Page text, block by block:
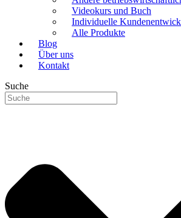
Videokurs und Buch
Individuelle
Alle Produkte
Blog
Über uns
Kontakt
Suche